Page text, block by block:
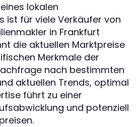
lokalen
ist für viele Verkäufer von
in Frankfurt
die aktuellen Marktpreise
Merkmale der
nach bestimmten
aktuellen Trends, optimal
führt zu einer
und potenziell